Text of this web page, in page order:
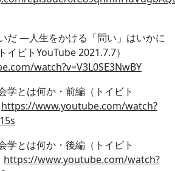
―人生をかける「問い」はいかに
イビトYouTube 2021.7.7）
watch?v=V3L0SE3NwBY
とは何か・前編（トイビト
https://www.youtube.com/watch?
とは何か・後編（トイビト
https://www.youtube.com/watch?